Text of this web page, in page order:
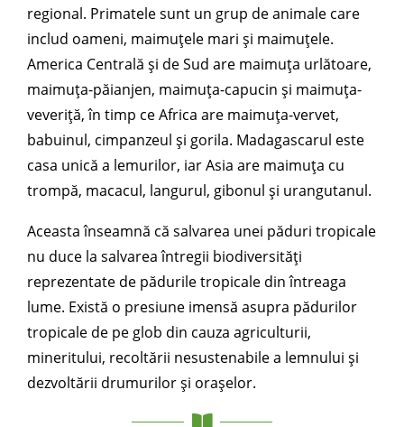
regional. Primatele sunt un grup de animale care
includ oameni, maimuțele mari și maimuțele.
America Centrală și de Sud are maimuța urlătoare,
maimuța-păianjen, maimuța-capucin și maimuța-
veveriță, în timp ce Africa are maimuța-vervet,
babuinul, cimpanzeul și gorila. Madagascarul este
casa unică a lemurilor, iar Asia are maimuța cu
trompă, macacul, langurul, gibonul și urangutanul.
Aceasta înseamnă că salvarea unei păduri tropicale
nu duce la salvarea întregii biodiversități
reprezentate de pădurile tropicale din întreaga
lume. Există o presiune imensă asupra pădurilor
tropicale de pe glob din cauza agriculturii,
mineritului, recoltării nesustenabile a lemnului și
dezvoltării drumurilor și orașelor.